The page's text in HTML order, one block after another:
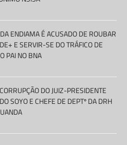
ENDIAMA É ACUSADO DE ROUBAR
E SERVIR-SE DO TRÁFICO DE
PAI NO BNA
DO JUIZ-PRESIDENTE
SOYO E CHEFE DE DEPTº DA DRH